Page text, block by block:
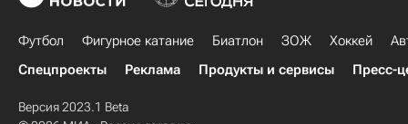
Футбол Фигурное катание Биатлон ЗОЖ Хоккей
Спецпроекты
Реклама Продукты и сервисы Пресс-
Версия 2023.1 Beta